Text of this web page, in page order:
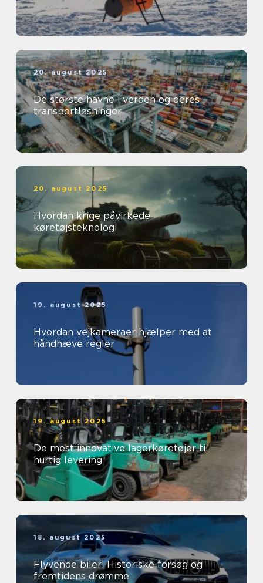
20. august 2025
De største havne i verden og deres
transportløsninger
20. august 2025
Hvordan krige påvirkede
køretøjsteknologi
19. august 2025
Hvordan vejkameraer hjælper med at
håndhæve regler
19. august 2025
De mest innovative lagerkøretøjer til
hurtig levering
18. august 2025
Flyvende biler: Historiske forsøg og
fremtidens drømme